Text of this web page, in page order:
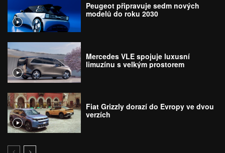
Peugeot připravuje sedm nových
modelů do roku 2030
Mercedes VLE spojuje luxusní
limuzínu s velkým prostorem
Fiat Grizzly dorazí do Evropy ve dvou
verzích